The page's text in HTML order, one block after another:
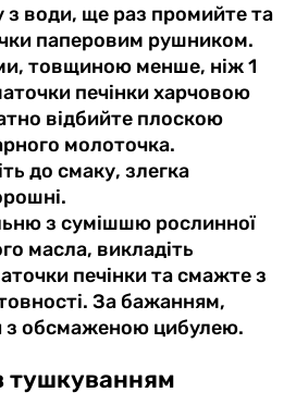
з води, ще раз промийте та
паперовим рушником.
товщиною менше, ніж 1
печінки харчовою
відбийте плоскою
молоточка.
до смаку, злегка
з сумішшю рослинної
масла, викладіть
печінки та смажте з
За бажанням,
з обсмаженою цибулею.
тушкуванням